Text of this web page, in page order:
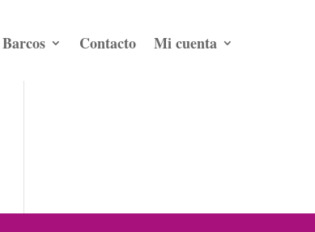
Barcos Contacto Mi cuenta